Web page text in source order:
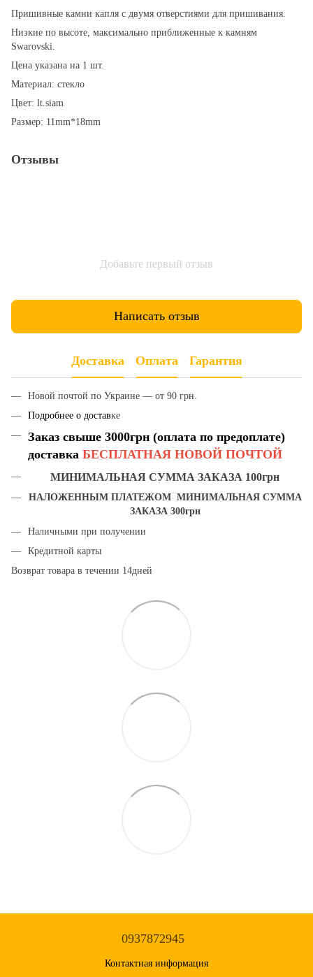
Пришивные камни капля с двумя отверстиями для пришивания.
Низкие по высоте, максимально приближенные к камням
Swarovski.
Цена указана на 1 шт.
Материал: стекло
Цвет: lt.siam
Размер: 11mm*18mm
Отзывы
Добавьте первый отзыв
Написать отзыв
Доставка Оплата Гарантия
Новой почтой по Украине — от 90 грн.
Подробнее о доставке
Заказ свыше 3000грн (оплата по предоплате)
доставка БЕСПЛАТНАЯ НОВОЙ ПОЧТОЙ
МИНИМАЛЬНАЯ СУММА ЗАКАЗА 100грн
НАЛОЖЕННЫМ ПЛАТЕЖОМ МИНИМАЛЬНАЯ СУММА
ЗАКАЗА 300грн
Наличными при получении
Кредитной карты
Возврат товара в течении 14дней
0937872945
Контактная информация